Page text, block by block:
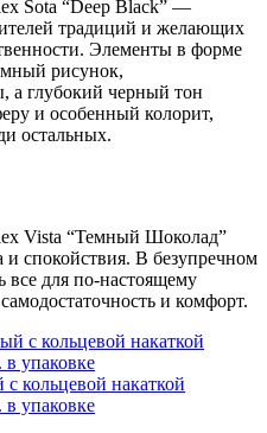
Sota “Deep Black” —
традиций и желающих
Элементы в форме
рисунок,
глубокий черный тон
и особенный колорит,
остальных.
Vista “Темный Шоколад”
спокойствия. В безупречном
все для по-настоящему
и комфорт.
кольцевой накаткой
упаковке